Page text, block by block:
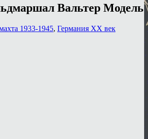
Вальтер Модель
1933-1945, Германия XX век